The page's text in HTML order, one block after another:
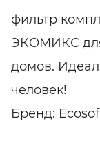
фильтр
ЭКОМИКС
домов.
человек!
Бренд: